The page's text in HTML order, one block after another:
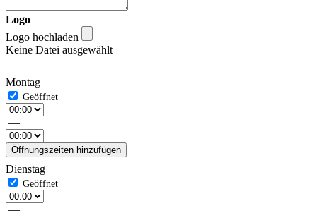
Logo
Logo hochladen
Keine Datei ausgewählt
Montag
—
Öffnungszeiten hinzufügen
Dienstag
—